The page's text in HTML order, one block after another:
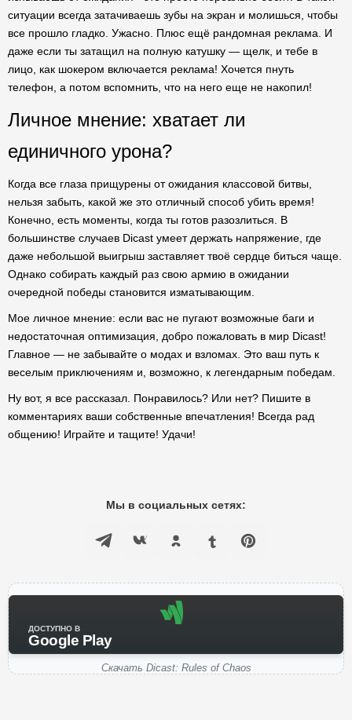
ситуации всегда затачиваешь зубы на экран и молишься, чтобы
все прошло гладко. Ужасно. Плюс ещё рандомная реклама. И
даже если ты затащил на полную катушку — щелк, и тебе в
лицо, как шокером включается реклама! Хочется пнуть
телефон, а потом вспомнить, что на него еще не накопил!
Личное мнение: хватает ли
единичного урона?
Когда все глаза прищурены от ожидания классовой битвы,
нельзя забыть, какой же это отличный способ убить время!
Конечно, есть моменты, когда ты готов разозлиться. В
большинстве случаев Dicast умеет держать напряжение, где
даже небольшой выигрыш заставляет твоё сердце биться чаще.
Однако собирать каждый раз свою армию в ожидании
очередной победы становится изматывающим.
Мое личное мнение: если вас не пугают возможные баги и
недостаточная оптимизация, добро пожаловать в мир Dicast!
Главное — не забывайте о модах и взломах. Это ваш путь к
веселым приключениям и, возможно, к легендарным победам.
Ну вот, я все рассказал. Понравилось? Или нет? Пишите в
комментариях ваши собственные впечатления! Всегда рад
общению! Играйте и тащите! Удачи!
Мы в социальных сетях:
ДОСТУПНО В
Google Play
Скачать Dicast: Rules of Chaos